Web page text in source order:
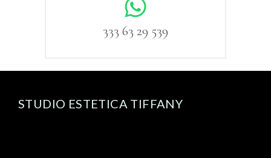
333 63 29 539
STUDIO ESTETICA TIFFANY